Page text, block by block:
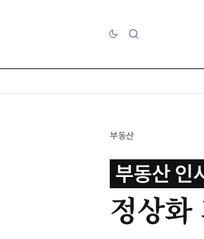
부동산
부동산 인
정상화